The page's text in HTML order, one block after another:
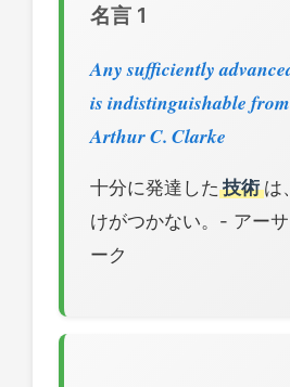
名言 1
Any sufficiently
is indistinguishable
Arthur C. Clarke
十分に発達した 技術は
けがつかない。- アー
ーク